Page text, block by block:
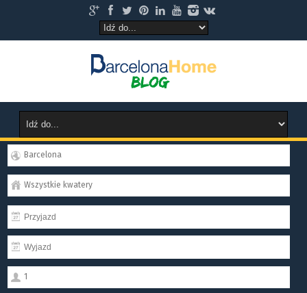
Barcelona
Wszystkie kwatery
1